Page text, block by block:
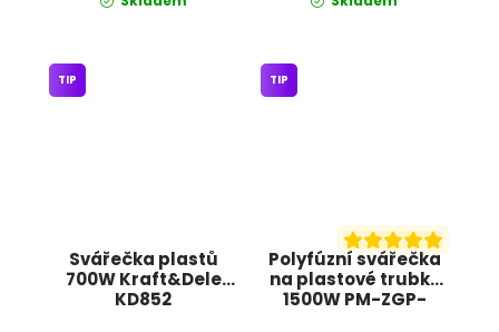
Svářečka plastů
700W Kraft&Dele
KD852
TIP
Polyfúzní svářečka
na plastové trubky
1500W PM-ZGP-
TIP